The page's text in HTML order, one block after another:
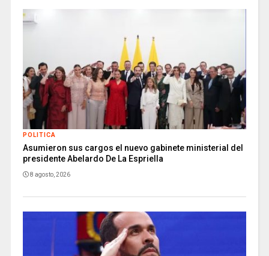
POLITICA
Asumieron sus cargos el nuevo gabinete ministerial del
presidente Abelardo De La Espriella
8 agosto, 2026